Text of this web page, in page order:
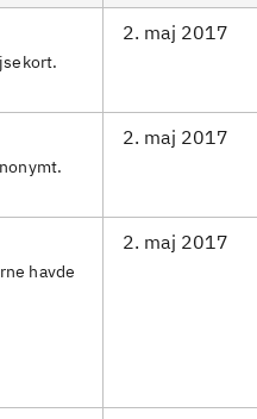
2. maj 2017
2. maj 2017
havde
2. maj 2017